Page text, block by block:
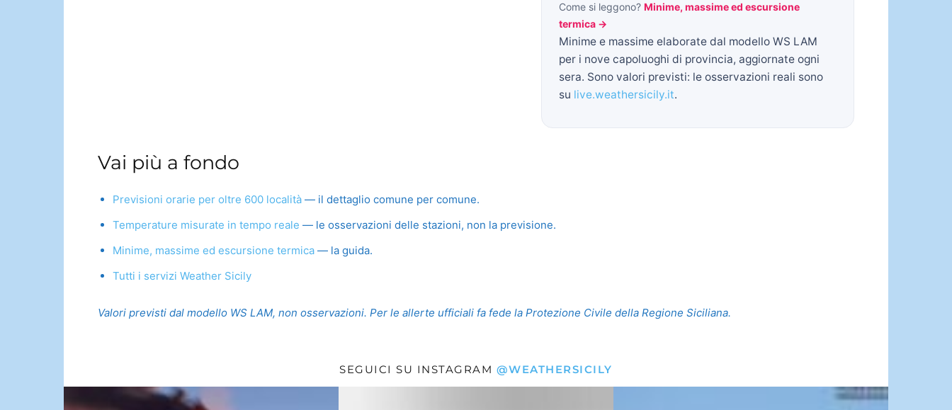
Come si leggono? Minime, massime ed escursione
termica →
Minime e massime elaborate dal modello WS LAM
per i nove capoluoghi di provincia, aggiornate ogni
sera. Sono valori previsti: le osservazioni reali sono
su live.weathersicily.it.
Vai più a fondo
Previsioni orarie per oltre 600 località — il dettaglio comune per comune.
Temperature misurate in tempo reale — le osservazioni delle stazioni, non la previsione.
Minime, massime ed escursione termica — la guida.
Tutti i servizi Weather Sicily
Valori previsti dal modello WS LAM, non osservazioni. Per le allerte ufficiali fa fede la Protezione Civile della Regione Siciliana.
SEGUICI SU INSTAGRAM @WEATHERSICILY